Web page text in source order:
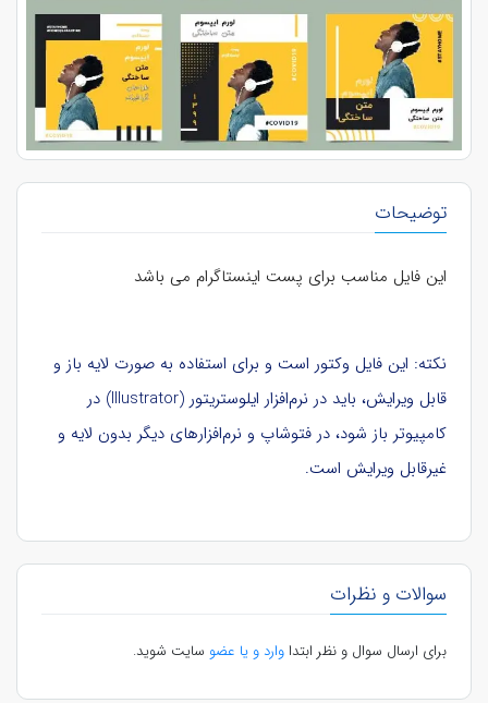
توضیحات
این فایل مناسب برای پست اینستاگرام می باشد
نکته: این فایل وکتور است و برای استفاده به صورت لایه باز و
قابل ویرایش، باید در نرم‌افزار ایلوستریتور (Illustrator) در
کامپیوتر باز شود، در فتوشاپ و نرم‌افزارهای دیگر بدون لایه و
غیرقابل ویرایش است.
سوالات و نظرات
برای ارسال سوال و نظر ابتداوارد و یا عضو سایت شوید.